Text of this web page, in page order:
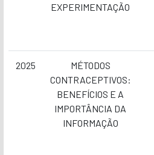
EXPERIMENTAÇÃO
2025
MÉTODOS
CONTRACEPTIVOS:
BENEFÍCIOS E A
IMPORTÂNCIA DA
INFORMAÇÃO